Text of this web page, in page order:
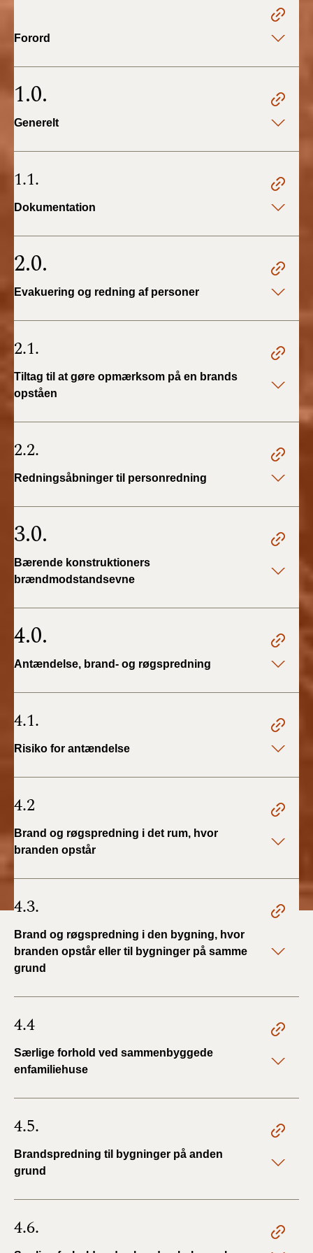
BR18 (1/1 - 30/6
2021)
2021)
2020)
BR18 (10/3-30/6
BR18 (1/1-9/3 2020)
BR18 (4/7-31/12
BR18 (1/1-4/7 2019)
2018)
2018)
BR15 (2015-2018)
Tidligere BR (1961-
Forord
1.0.
Generelt
1.1.
Dokumentation
2.0.
Evakuering og redning af personer
2.1.
Tiltag til at gøre opmærksom på en brands
opståen
2.2.
Redningsåbninger til personredning
3.0.
Bærende konstruktioners
brændmodstandsevne
4.0.
Antændelse, brand- og røgspredning
4.1.
Risiko for antændelse
4.2
Brand og røgspredning i det rum, hvor
branden opstår
4.3.
Brand og røgspredning i den bygning, hvor
branden opstår eller til bygninger på samme
grund
4.4
Særlige forhold ved sammenbyggede
enfamiliehuse
4.5.
Brandspredning til bygninger på anden
grund
4.6.